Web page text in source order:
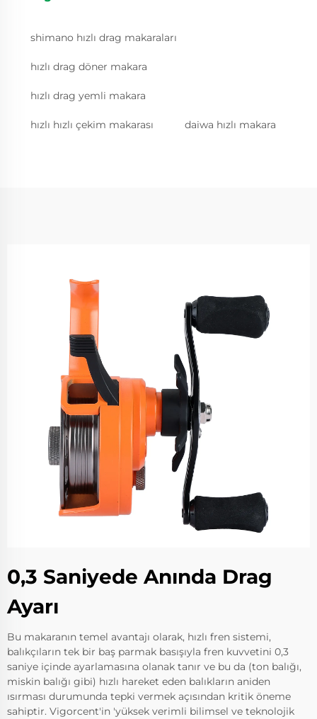
shimano hızlı drag makaraları
hızlı drag döner makara
hızlı drag yemli makara
hızlı hızlı çekim makarası daiwa hızlı makara
0,3 Saniyede Anında Drag
Ayarı
Bu makaranın temel avantajı olarak, hızlı fren sistemi,
balıkçıların tek bir baş parmak basışıyla fren kuvvetini 0,3
saniye içinde ayarlamasına olanak tanır ve bu da (ton balığı,
miskin balığı gibi) hızlı hareket eden balıkların aniden
ısırması durumunda tepki vermek açısından kritik öneme
sahiptir. Vigorcent'in 'yüksek verimli bilimsel ve teknolojik